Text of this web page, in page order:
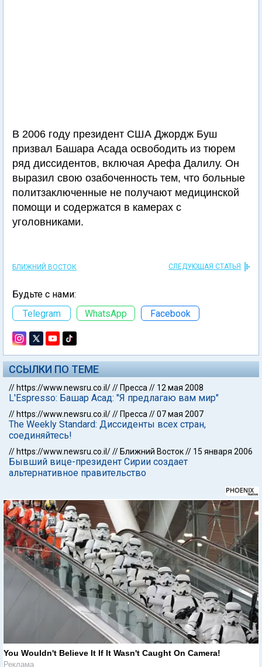
В 2006 году президент США Джордж Буш
призвал Башара Асада освободить из тюрем
ряд диссидентов, включая Арефа Далилу. Он
выразил свою озабоченность тем, что больные
политзаключенные не получают медицинской
помощи и содержатся в камерах с
уголовниками.
БЛИЖНИЙ ВОСТОК СЛЕДУЮЩАЯ СТАТЬЯ
Будьте с нами:
Telegram
WhatsApp Facebook
ССЫЛКИ ПО ТЕМЕ
// https://www.newsru.co.il/// Пресса // 12 мая 2008
L'Espresso: Башар Асад: "Я предлагаю вам мир"
// https://www.newsru.co.il/// Пресса //07 мая 2007
The Weekly Standard: Диссиденты всех стран,
соединяйтесь!
// https://www.newsru.co.il/// Ближний Восток// 15 января 2006
Бывший вице-президент Сирии создает
альтернативное правительство
You Wouldn't Believe It If It Wasn't Caught On Camera!
Реклама